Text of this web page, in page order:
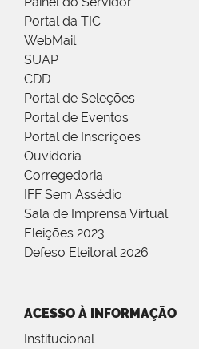
Portal da TIC
WebMail
SUAP
CDD
Portal de Seleções
Portal de Eventos
Portal de Inscrições
Ouvidoria
Corregedoria
IFF Sem Assédio
Sala de Imprensa Virtual
Eleições 2023
Defeso Eleitoral 2026
ACESSO À INFORMAÇÃO
Institucional